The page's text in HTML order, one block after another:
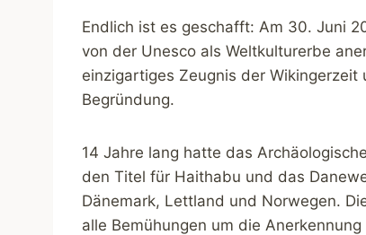
Endlich ist es geschafft: Am 30. Juni
von der Unesco als Weltkulturerbe
einzigartiges Zeugnis der
Begründung.
14 Jahre lang hatte das
den Titel für Haithabu und das
Dänemark, Lettland und Norwegen.
alle Bemühungen um die